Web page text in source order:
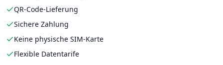
QR-Code-Lieferung
Sichere Zahlung
Keine physische SIM-Karte
Flexible Datentarife